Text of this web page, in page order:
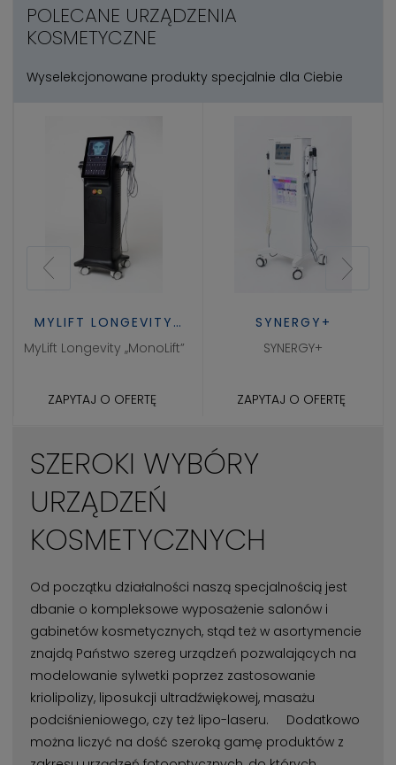
POLECANE URZĄDZENIA
KOSMETYCZNE
Wyselekcjonowane produkty specjalnie dla Ciebie
MYLIFT LONGEVITY
,,MONOLIFT"
MyLift Longevity ,,MonoLift”
ZAPYTAJ O OFERTĘ
SYNERGY+
SYNERGY+
ZAPYTAJ O OFERTĘ
SZEROKI WYBÓRY
URZĄDZEŃ
KOSMETYCZNYCH
Od początku działalności naszą specjalnością jest
dbanie o kompleksowe wyposażenie salonów i
gabinetów kosmetycznych, stąd też w asortymencie
znajdą Państwo szereg urządzeń pozwalających na
modelowanie sylwetki poprzez zastosowanie
kriolipolizy, liposukcji ultradźwiękowej, masażu
podciśnieniowego, czy też lipo-laseru. Dodatkowo
można liczyć na dość szeroką gamę produktów z